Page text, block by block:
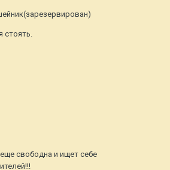
стоять.
свободна и ищет себе